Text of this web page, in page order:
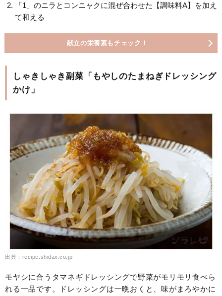
「1」のニラとコンニャクに混ぜ合わせた【調味料A】を加え
て和える
献立の栄養素もチェック！
しゃきしゃき副菜「もやしのたまねぎドレッシング
かけ」
出典：recipe.shidax.co.jp
モヤシに合うタマネギドレッシングで野菜がモリモリ食べら
れる一品です。ドレッシングは一晩おくと、味がまろやかに